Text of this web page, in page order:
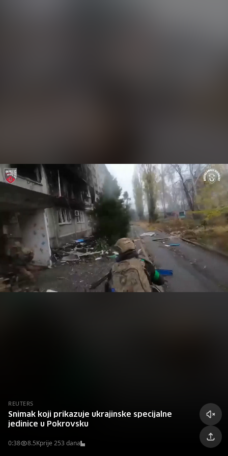
REUTERS
Snimak koji prikazuje ukrajinske specijalne
jedinice u Pokrovsku
0:38 8.5Kprije 253 dana